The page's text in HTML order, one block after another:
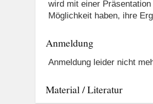
wird mit einer
Möglichkeit haben, ihre
Anmeldung
Anmeldung leider nicht
Material / Literatur